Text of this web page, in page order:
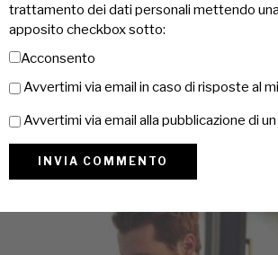
trattamento dei dati personali mettendo
apposito checkbox sotto:
Acconsento
Avvertimi via email in caso di risposte al
Avvertimi via email alla pubblicazione di